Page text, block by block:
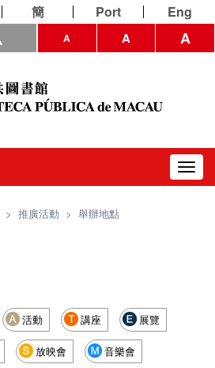
簡 Port Eng
A A A
> 推廣活動 > 舉辦地點
活動 講座 展覽
放映會 音樂會